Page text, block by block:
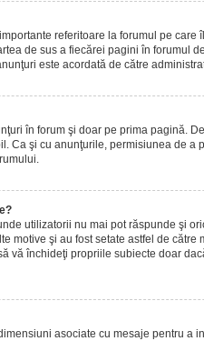
referitoare la forumul pe care
de sus a fiecărei pagini în forumul
este acordată de către
în forum şi doar pe prima pagină.
Ca şi cu anunţurile, permisiunea de a
utilizatorii nu mai pot răspunde şi
motive şi au fost setate astfel de către
vă închideţi propriile subiecte doar
asociate cu mesaje pentru a